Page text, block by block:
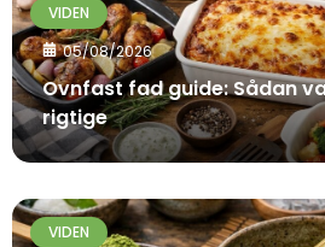
VIDEN
05/08/2026
Ovnfast fad guide: Sådan
rigtige
VIDEN